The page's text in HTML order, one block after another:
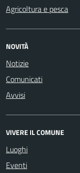
Agricoltura e pesca
NOVITÀ
Notizie
Comunicati
Avvisi
VIVERE IL COMUNE
Luoghi
Eventi